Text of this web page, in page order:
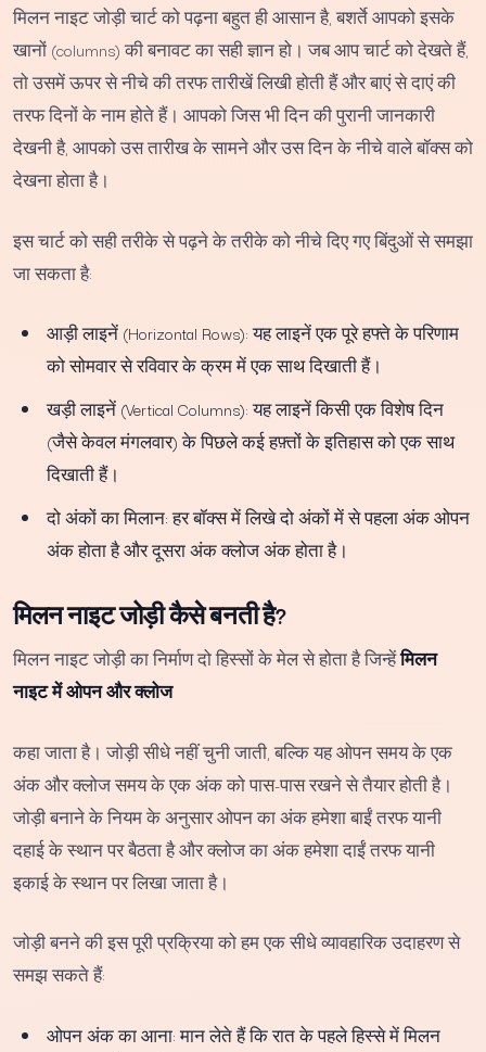
मिलन नाइट जोड़ी चार्ट को पढ़ना बहुत ही आसान है, बशर्ते आपको इसके
खानों (columns) की बनावट का सही ज्ञान हो। जब आप चार्ट को देखते हैं,
तो उसमें ऊपर से नीचे की तरफ तारीखें लिखी होती हैं और बाएं से दाएं की
तरफ दिनों के नाम होते हैं। आपको जिस भी दिन की पुरानी जानकारी
देखनी है, आपको उस तारीख के सामने और उस दिन के नीचे वाले बॉक्स को
देखना होता है।
इस चार्ट को सही तरीके से पढ़ने के तरीके को नीचे दिए गए बिंदुओं से समझा
जा सकता है:
आड़ी लाइनें (Horizontal Rows): यह लाइनें एक पूरे हफ्ते के परिणाम
को सोमवार से रविवार के क्रम में एक साथ दिखाती हैं।
खड़ी लाइनें (Vertical Columns): यह लाइनें किसी एक विशेष दिन
(जैसे केवल मंगलवार) के पिछले कई हफ़्तों के इतिहास को एक साथ
दिखाती हैं।
दो अंकों का मिलान: हर बॉक्स में लिखे दो अंकों में से पहला अंक ओपन
अंक होता है और दूसरा अंक क्लोज अंक होता है।
मिलन नाइट जोड़ी कैसे बनती है?
मिलन नाइट जोड़ी का निर्माण दो हिस्सों के मेल से होता है जिन्हेंमिलन
नाइट में ओपन और क्लोज
कहा जाता है। जोड़ी सीधे नहीं चुनी जाती, बल्कि यह ओपन समय के एक
अंक और क्लोज समय के एक अंक को पास-पास रखने से तैयार होती है।
जोड़ी बनाने के नियम के अनुसार ओपन का अंक हमेशा बाईं तरफ यानी
दहाई के स्थान पर बैठता है और क्लोज का अंक हमेशा दाईं तरफ यानी
इकाई के स्थान पर लिखा जाता है।
जोड़ी बनने की इस पूरी प्रक्रिया को हम एक सीधे व्यावहारिक उदाहरण से
समझ सकते हैं:
ओपन अंक का आना: मान लेते हैं कि रात के पहले हिस्से में मिलन